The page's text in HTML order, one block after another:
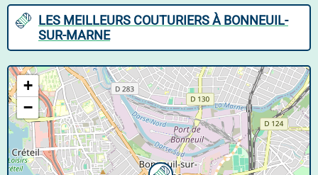
LES MEILLEURS COUTURIERS À BONNEUIL-
SUR-MARNE
+
−